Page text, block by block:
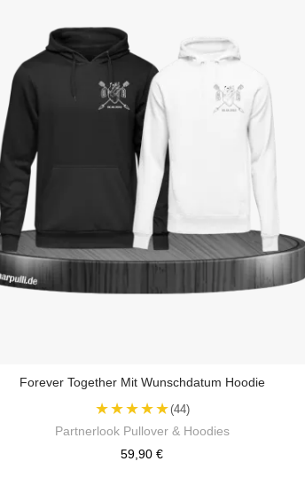
Forever Together Mit Wunschdatum Hoodie
★★★★★(44)
Partnerlook Pullover & Hoodies
59,90 €